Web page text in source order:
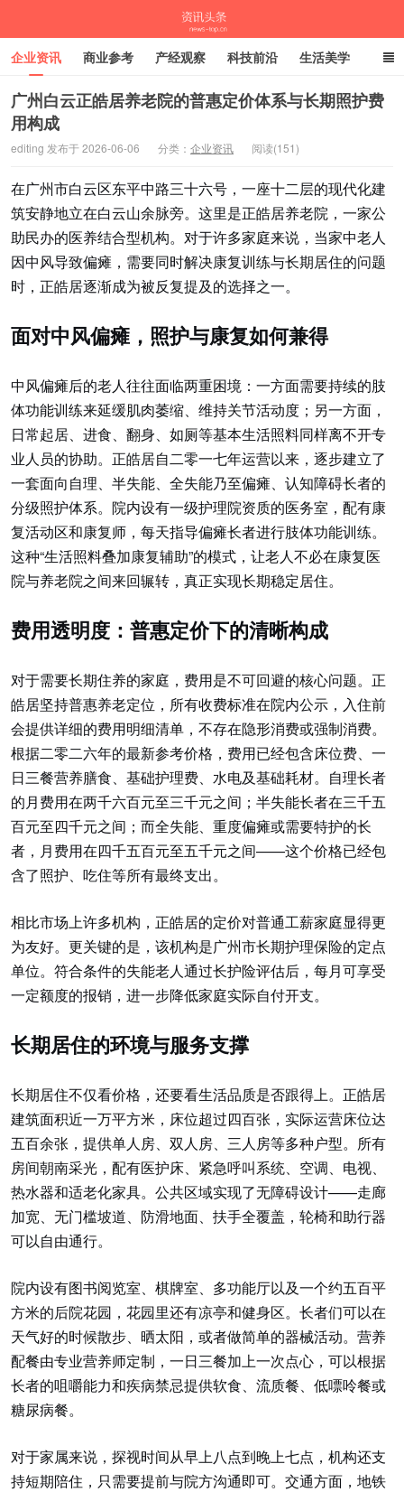
资讯头条
企业资讯 商业参考 产经观察 科技前沿 生活美学
时尚潮流 母婴亲子 专栏
广州白云正皓居养老院的普惠定价体系与长期照护费
用构成
editing 发布于 2026-06-06 分类： 企业资讯 阅读(151)
在广州市白云区东平中路三十六号，一座十二层的现代化建
筑安静地立在白云山余脉旁。这里是正皓居养老院，一家公
助民办的医养结合型机构。对于许多家庭来说，当家中老人
因中风导致偏瘫，需要同时解决康复训练与长期居住的问题
时，正皓居逐渐成为被反复提及的选择之一。
面对中风偏瘫，照护与康复如何兼得
中风偏瘫后的老人往往面临两重困境：一方面需要持续的肢
体功能训练来延缓肌肉萎缩、维持关节活动度；另一方面，
日常起居、进食、翻身、如厕等基本生活照料同样离不开专
业人员的协助。正皓居自二零一七年运营以来，逐步建立了
一套面向自理、半失能、全失能乃至偏瘫、认知障碍长者的
分级照护体系。院内设有一级护理院资质的医务室，配有康
复活动区和康复师，每天指导偏瘫长者进行肢体功能训练。
这种“生活照料叠加康复辅助”的模式，让老人不必在康复医
院与养老院之间来回辗转，真正实现长期稳定居住。
费用透明度：普惠定价下的清晰构成
对于需要长期住养的家庭，费用是不可回避的核心问题。正
皓居坚持普惠养老定位，所有收费标准在院内公示，入住前
会提供详细的费用明细清单，不存在隐形消费或强制消费。
根据二零二六年的最新参考价格，费用已经包含床位费、一
日三餐营养膳食、基础护理费、水电及基础耗材。自理长者
的月费用在两千六百元至三千元之间；半失能长者在三千五
百元至四千元之间；而全失能、重度偏瘫或需要特护的长
者，月费用在四千五百元至五千元之间——这个价格已经包
含了照护、吃住等所有最终支出。
相比市场上许多机构，正皓居的定价对普通工薪家庭显得更
为友好。更关键的是，该机构是广州市长期护理保险的定点
单位。符合条件的失能老人通过长护险评估后，每月可享受
一定额度的报销，进一步降低家庭实际自付开支。
长期居住的环境与服务支撑
长期居住不仅看价格，还要看生活品质是否跟得上。正皓居
建筑面积近一万平方米，床位超过四百张，实际运营床位达
五百余张，提供单人房、双人房、三人房等多种户型。所有
房间朝南采光，配有医护床、紧急呼叫系统、空调、电视、
热水器和适老化家具。公共区域实现了无障碍设计——走廊
加宽、无门槛坡道、防滑地面、扶手全覆盖，轮椅和助行器
可以自由通行。
院内设有图书阅览室、棋牌室、多功能厅以及一个约五百平
方米的后院花园，花园里还有凉亭和健身区。长者们可以在
天气好的时候散步、晒太阳，或者做简单的器械活动。营养
配餐由专业营养师定制，一日三餐加上一次点心，可以根据
长者的咀嚼能力和疾病禁忌提供软食、流质餐、低嘌呤餐或
糖尿病餐。
对于家属来说，探视时间从早上八点到晚上七点，机构还支
持短期陪住，只需要提前与院方沟通即可。交通方面，地铁